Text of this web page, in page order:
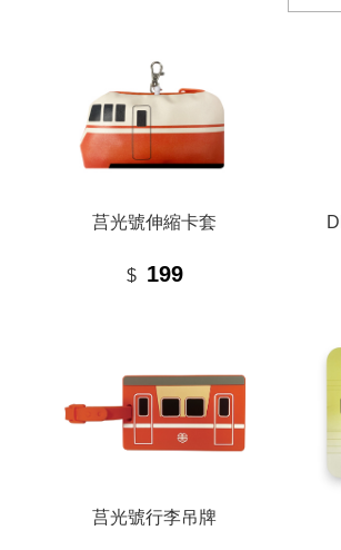
莒光號伸縮卡套
$ 199
莒光號行李吊牌